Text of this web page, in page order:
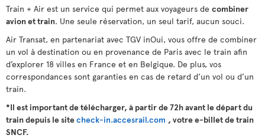
Train + Air est un service qui permet aux voyageurs de combiner
avion et train. Une seule réservation, un seul tarif, aucun souci.
Air Transat, en partenariat avec TGV inOui, vous offre de combiner
un vol à destination ou en provenance de Paris avec le train afin
d’explorer 18 villes en France et en Belgique. De plus, vos
correspondances sont garanties en cas de retard d’un vol ou d’un
train.
*Il est important de télécharger, à partir de 72h avant le départ du
train depuis le sitecheck-in.accesrail.com , votre e-billet de train
SNCF.